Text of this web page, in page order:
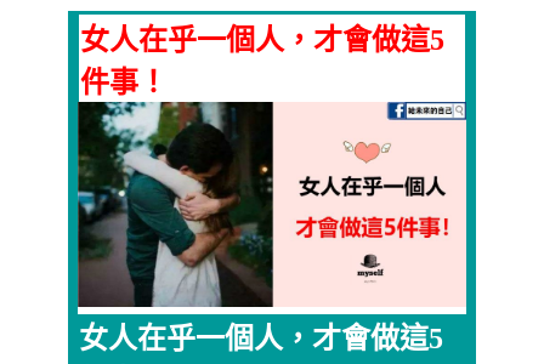
女人在乎一個人，才會做這5
件事！
女人在乎一個人，才會做這5